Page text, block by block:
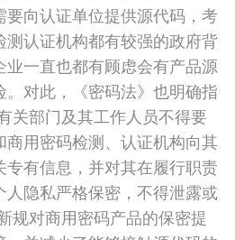
要向认证单位提供源代码，考
测认证机构都有较强的政府背
业一直也都有顾虑会有产品源
。对此，《密码法》也明确指
关部门及其工作人员不得要
商用密码检测、认证机构向其
专有信息，并对其在履行职责
人隐私严格保密，不得泄露或
规对商用密码产品的保密提